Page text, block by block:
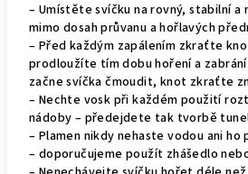
– Umístěte svíčku na rovný, stabilní a
mimo dosah průvanu a hořlavých
– Před každým zapálením zkraťte
prodloužíte tím dobu hoření a
začne svíčka čmoudit, knot zkraťte
– Nechte vosk při každém použití
nádoby – předejdete tak tvorbě
– Plamen nikdy nehaste vodou ani
– doporučujeme použít zhášedlo